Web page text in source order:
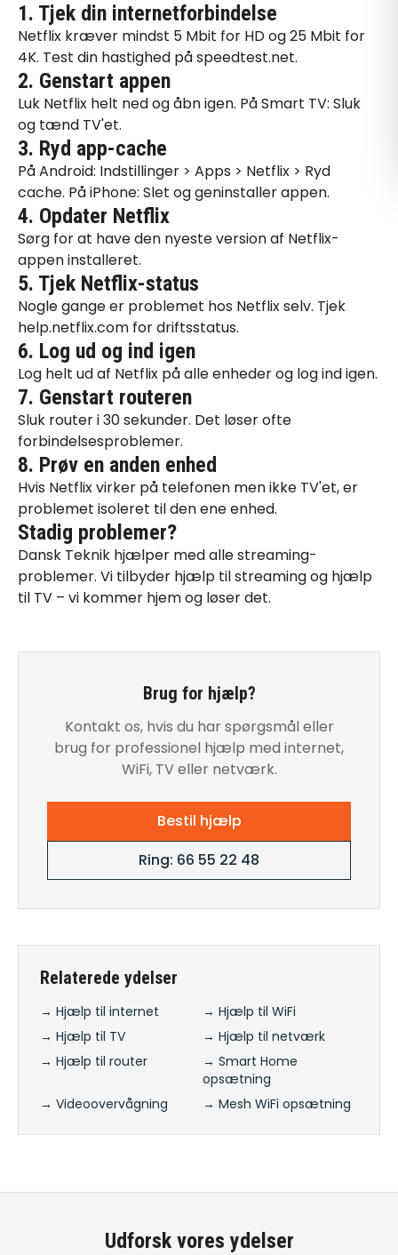
1. Tjek din internetforbindelse
Netflix kræver mindst 5 Mbit for HD og 25 Mbit for
4K. Test din hastighed på speedtest.net.
2. Genstart appen
Luk Netflix helt ned og åbn igen. På Smart TV: Sluk
og tænd TV'et.
3. Ryd app-cache
På Android: Indstillinger > Apps > Netflix > Ryd
cache. På iPhone: Slet og geninstaller appen.
4. Opdater Netflix
Sørg for at have den nyeste version af Netflix-
appen installeret.
5. Tjek Netflix-status
Nogle gange er problemet hos Netflix selv. Tjek
help.netflix.com for driftsstatus.
6. Log ud og ind igen
Log helt ud af Netflix på alle enheder og log ind igen.
7. Genstart routeren
Sluk router i 30 sekunder. Det løser ofte
forbindelsesproblemer.
8. Prøv en anden enhed
Hvis Netflix virker på telefonen men ikke TV'et, er
problemet isoleret til den ene enhed.
Stadig problemer?
Dansk Teknik hjælper med alle streaming-
problemer. Vi tilbyder hjælp til streamingog hjælp
til TV – vi kommer hjem og løser det.
Brug for hjælp?
Kontakt os, hvis du har spørgsmål eller
brug for professionel hjælp med internet,
WiFi, TV eller netværk.
Bestil hjælp
Ring: 66 55 22 48
Relaterede ydelser
→ Hjælp til internet
→ Hjælp til WiFi
→ Hjælp til TV
→ Hjælp til netværk
→ Hjælp til router
→ Smart Home
opsætning
→ Videoovervågning
→ Mesh WiFi opsætning
Udforsk vores ydelser